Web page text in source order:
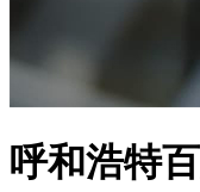
呼和浩特